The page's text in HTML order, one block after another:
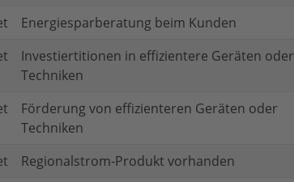
Energiesparberatung beim Kunden
Investiertitionen in effizientere Geräten oder
Techniken
Förderung von effizienteren Geräten oder
Techniken
Regionalstrom-Produkt vorhanden